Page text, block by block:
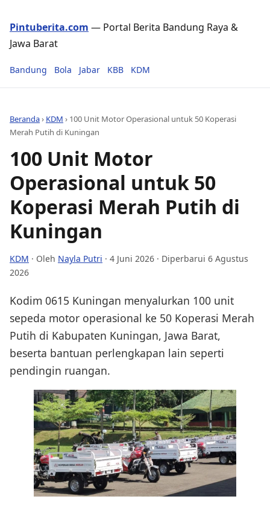
Pintuberita.com — Portal Berita Bandung Raya &
Jawa Barat
Bandung Bola Jabar KBB KDM
Beranda› KDM › 100 Unit Motor Operasional untuk 50 Koperasi
Merah Putih di Kuningan
100 Unit Motor
Operasional untuk 50
Koperasi Merah Putih di
Kuningan
KDM · Oleh Nayla Putri · 4 Juni 2026 · Diperbarui 6 Agustus
2026
Kodim 0615 Kuningan menyalurkan 100 unit
sepeda motor operasional ke 50 Koperasi Merah
Putih di Kabupaten Kuningan, Jawa Barat,
beserta bantuan perlengkapan lain seperti
pendingin ruangan.